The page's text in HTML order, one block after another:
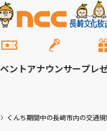
ントアナウンサープレ
くんち期間中の長崎市内の交通規